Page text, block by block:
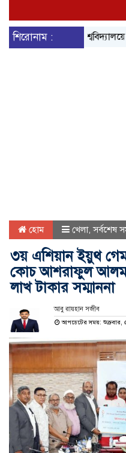
শিরোনাম :ব্রুনেল বিশ্ববিদ্যালয়ে
হোম খেলা,সর্বশেষ
৩য় এশিয়ান ইয়ুথ
কোচ আশরাফুল আলম
লাখ টাকার সম্মাননা
আবু রায়হান সজীব
আপডেটের সময়: শুক্রবার,